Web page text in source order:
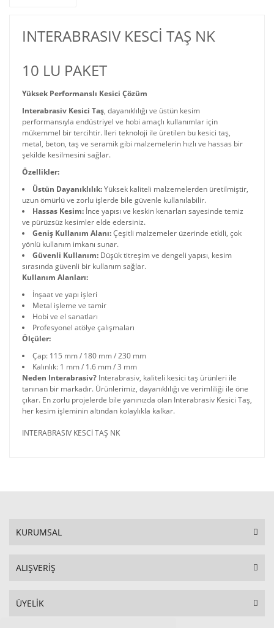
INTERABRASIV KESCİ TAŞ NK
10 LU PAKET
Yüksek Performanslı Kesici Çözüm
Interabrasiv Kesici Taş, dayanıklılığı ve üstün kesim
performansıyla endüstriyel ve hobi amaçlı kullanımlar için
mükemmel bir tercihtir. İleri teknoloji ile üretilen bu kesici taş,
metal, beton, taş ve seramik gibi malzemelerin hızlı ve hassas bir
şekilde kesilmesini sağlar.
Özellikler:
Üstün Dayanıklılık:Yüksek kaliteli malzemelerden üretilmiştir,
uzun ömürlü ve zorlu işlerde bile güvenle kullanılabilir.
Hassas Kesim: İnce yapısı ve keskin kenarları sayesinde temiz
ve pürüzsüz kesimler elde edersiniz.
Geniş Kullanım Alanı:Çeşitli malzemeler üzerinde etkili, çok
yönlü kullanım imkanı sunar.
Güvenli Kullanım: Düşük titreşim ve dengeli yapısı, kesim
sırasında güvenli bir kullanım sağlar.
Kullanım Alanları:
İnşaat ve yapı işleri
Metal işleme ve tamir
Hobi ve el sanatları
Profesyonel atölye çalışmaları
Ölçüler:
Çap: 115 mm / 180 mm / 230 mm
Kalınlık: 1 mm / 1.6 mm / 3 mm
Neden Interabrasiv? Interabrasiv, kaliteli kesici taş ürünleri ile
tanınan bir markadır. Ürünlerimiz, dayanıklılığı ve verimliliği ile öne
çıkar. En zorlu projelerde bile yanınızda olan Interabrasiv Kesici Taş,
her kesim işleminin altından kolaylıkla kalkar.
INTERABRASIV KESCİ TAŞ NK
KURUMSAL
ALIŞVERİŞ
ÜYELİK